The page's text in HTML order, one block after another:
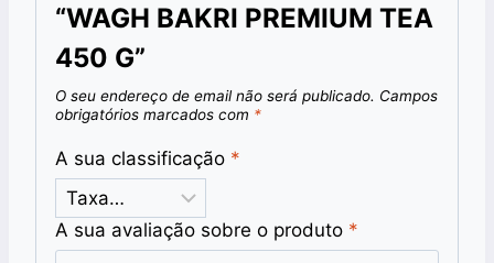
“WAGH BAKRI PREMIUM TEA
450 G”
O seu endereço de email não será publicado. Campos
obrigatórios marcados com *
A sua classificação *
A sua avaliação sobre o produto *